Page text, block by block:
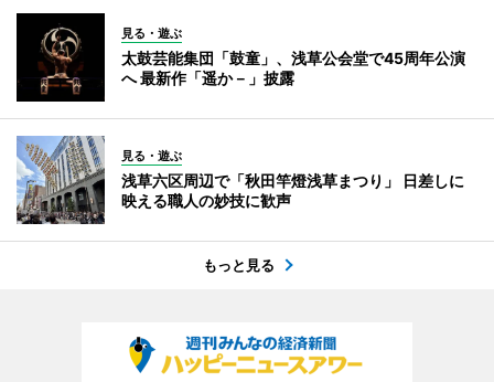
見る・遊ぶ
太鼓芸能集団「鼓童」、浅草公会堂で45周年公演
へ 最新作「遥か－」披露
見る・遊ぶ
浅草六区周辺で「秋田竿燈浅草まつり」 日差しに
映える職人の妙技に歓声
もっと見る